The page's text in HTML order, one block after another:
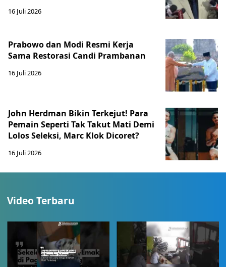
16 Juli 2026
Prabowo dan Modi Resmi Kerja
Sama Restorasi Candi Prambanan
16 Juli 2026
John Herdman Bikin Terkejut! Para
Pemain Seperti Tak Takut Mati Demi
Lolos Seleksi, Marc Klok Dicoret?
16 Juli 2026
Video Terbaru